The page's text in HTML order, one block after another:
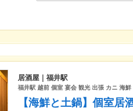
居酒屋｜福井駅
福井駅 越前 個室 宴会 観光 出張 カニ 海
【海鮮と土鍋】個室居